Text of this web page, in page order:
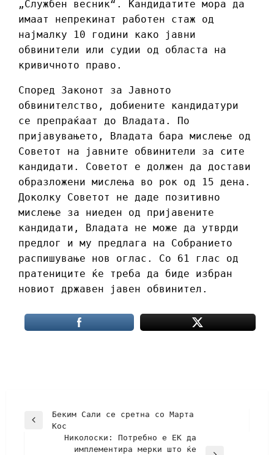
„Службен весник“. Кандидатите мора да
имаат непрекинат работен стаж од
најмалку 10 години како јавни
обвинители или судии од областа на
кривичното право.
Според Законот за Јавното
обвинителство, добиените кандидатури
се препраќаат до Владата. По
пријавувањето, Владата бара мислење од
Советот на јавните обвинители за сите
кандидати. Советот е должен да достави
образложени мислења во рок од 15 дена.
Доколку Советот не даде позитивно
мислење за ниеден од пријавените
кандидати, Владата не може да утврди
предлог и му предлага на Собранието
распишување нов оглас. Со 61 глас од
пратениците ќе треба да биде избран
новиот државен јавен обвинител.
Беким Сали се сретна со Марта
Кос
Николоски: Потребно е ЕК да
имплементира мерки што ќе